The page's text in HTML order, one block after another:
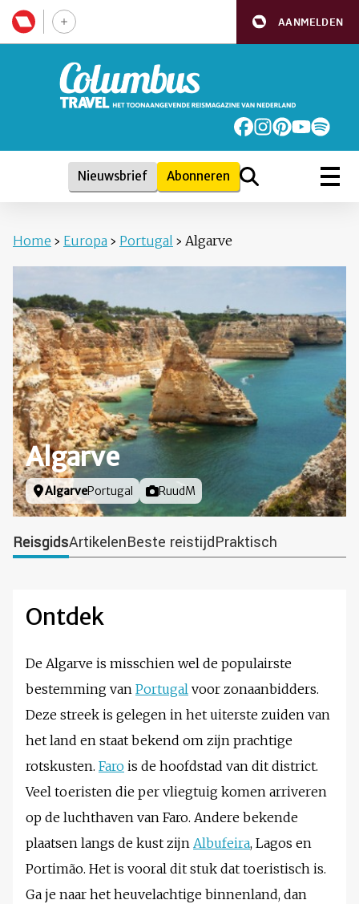
AANMELDEN
Nieuwsbrief Abonneren
Home › Europa › Portugal › Algarve
Algarve
Locatie
AlgarvePortugal Foto door
RuudM
ReisgidsArtikelenBeste reistijdPraktisch
Ontdek
De Algarve is misschien wel de populairste
bestemming van Portugal voor zonaanbidders.
Deze streek is gelegen in het uiterste zuiden van
het land en staat bekend om zijn prachtige
rotskusten. Faro is de hoofdstad van dit district.
Veel toeristen die per vliegtuig komen arriveren
op de luchthaven van Faro. Andere bekende
plaatsen langs de kust zijn Albufeira, Lagos en
Portimão. Het is vooral dit stuk dat toeristisch is.
Ga je naar het heuvelachtige binnenland, dan